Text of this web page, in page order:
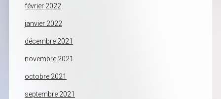
février 2022
janvier 2022
décembre 2021
novembre 2021
octobre 2021
septembre 2021